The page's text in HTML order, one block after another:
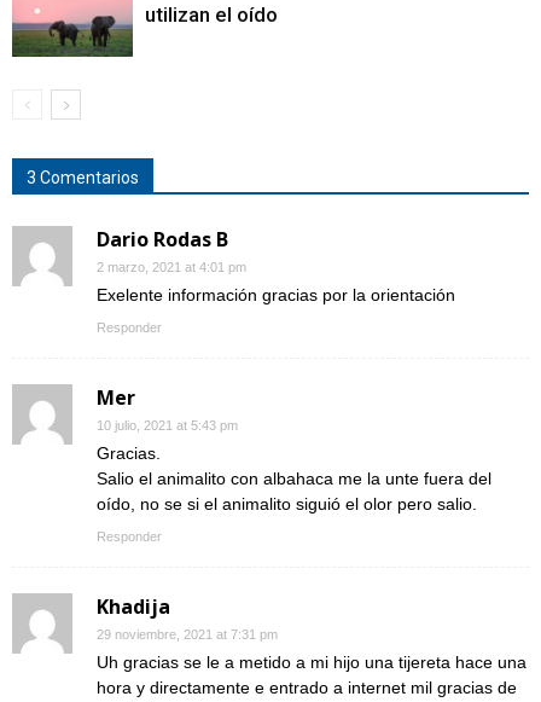
utilizan el oído
3 Comentarios
Dario Rodas B
2 marzo, 2021 at 4:01 pm
Exelente información gracias por la orientación
Responder
Mer
10 julio, 2021 at 5:43 pm
Gracias.
Salio el animalito con albahaca me la unte fuera del
oído, no se si el animalito siguió el olor pero salio.
Responder
Khadija
29 noviembre, 2021 at 7:31 pm
Uh gracias se le a metido a mi hijo una tijereta hace una
hora y directamente e entrado a internet mil gracias de